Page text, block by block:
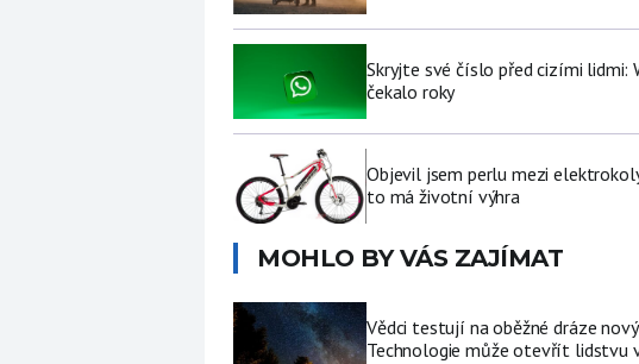
Skryjte své číslo před cizími lidmi:
čekalo roky
Objevil jsem perlu mezi
to má životní výhra
MOHLO BY VÁS ZAJÍMAT
Vědci testují na oběžné dráze
Technologie může otevřít lidstvu